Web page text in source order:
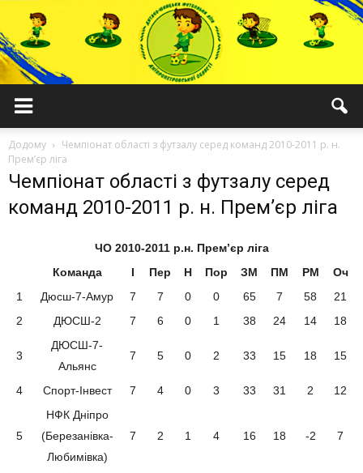
Додому
Чемпіонат області з футзалу серед команд 2010-2011 р. н.
Прем’єр ліга
Чемпіонат області з футзалу серед
команд 2010-2011 р. н. Прем’єр ліга
ЧО 2010-2011 р.н. Прем’єр ліга
Команда
І Пер Н Пор ЗМ ПМ РМ
Оч
1
Дюсш-7-Амур 7 7 0 0 65 7 58
21
2
ДЮСШ-2 7 6 0 1 38 24 14 18
3
ДЮСШ-7-
Альянс
7 5 0 2 33 15 18 15
4 Спорт-Інвест 7 4 0 3 33 31 2 12
5
НФК Дніпро
(Березанівка-
Любимівка)
7 2 1 4 16 18 -2 7